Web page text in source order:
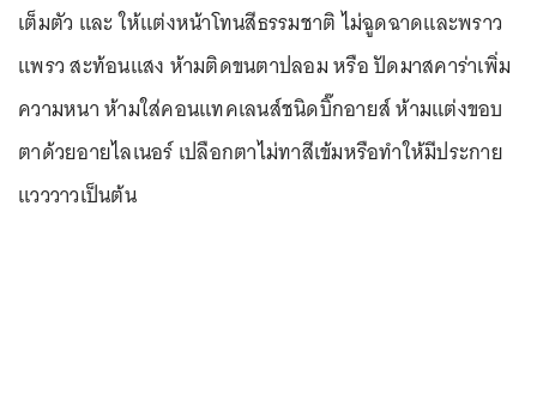
เต็มตัว และ ให้แต่งหน้าโทนสีธรรมชาติ ไม่ฉูดฉาดและพราว
แพรว สะท้อนแสง ห้ามติดขนตาปลอม หรือ ปัดมาสคาร่าเพิ่ม
ความหนา ห้ามใส่คอนแทคเลนส์ชนิดบิ๊กอายส์ ห้ามแต่งขอบ
ตาด้วยอายไลเนอร์ เปลือกตาไม่ทาสีเข้มหรือทำให้มีประกาย
แวววาวเป็นต้น